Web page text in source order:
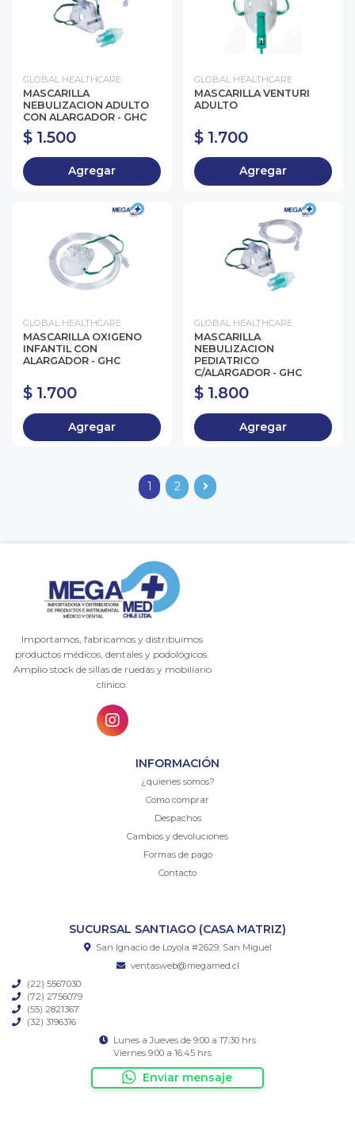
GLOBAL HEALTHCARE
MASCARILLA
NEBULIZACION ADULTO
CON ALARGADOR - GHC
$ 1.500
Agregar
GLOBAL HEALTHCARE
MASCARILLA VENTURI
ADULTO
$ 1.700
Agregar
GLOBAL HEALTHCARE
MASCARILLA OXIGENO
INFANTIL CON
ALARGADOR - GHC
$ 1.700
Agregar
GLOBAL HEALTHCARE
MASCARILLA
NEBULIZACION
PEDIATRICO
C/ALARGADOR - GHC
$ 1.800
Agregar
1 2
Importamos, fabricamos y distribuimos
productos médicos, dentales y podológicos.
Amplio stock de sillas de ruedas y mobiliario
clínico.
INFORMACIÓN
¿quienes somos?
Como comprar
Despachos
Cambios y devoluciones
Formas de pago
Contacto
SUCURSAL SANTIAGO (CASA MATRIZ)
San Ignacio de Loyola #2629, San Miguel
ventasweb@megamed.cl
(22) 5567030
(72) 2756079
(55) 2821367
(32) 3196316
Lunes a Jueves de 9:00 a 17:30 hrs
Viernes 9:00 a 16:45 hrs
Enviar mensaje